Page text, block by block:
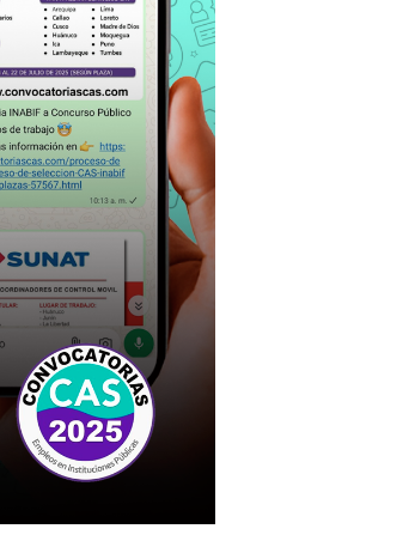
Contabilidad, o a fines, con
y/o en cargos similares en el Sector
o cargos de Jefe o Especialista